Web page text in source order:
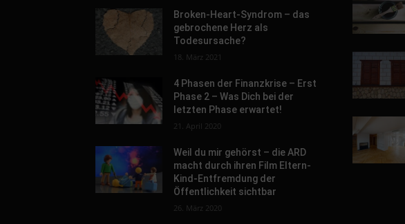
Broken-Heart-Syndrom – das
gebrochene Herz als
Todesursache?
18. März 2021
4 Phasen der Finanzkrise – Erst
Phase 2 – Was Dich bei der
letzten Phase erwartet!
21. April 2020
Weil du mir gehörst – die ARD
macht durch ihren Film Eltern-
Kind-Entfremdung der
Öffentlichkeit sichtbar
26. März 2020